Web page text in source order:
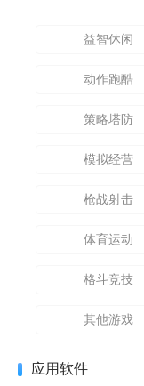
益智休闲
动作跑酷
策略塔防
模拟经营
枪战射击
体育运动
格斗竞技
其他游戏
应用软件